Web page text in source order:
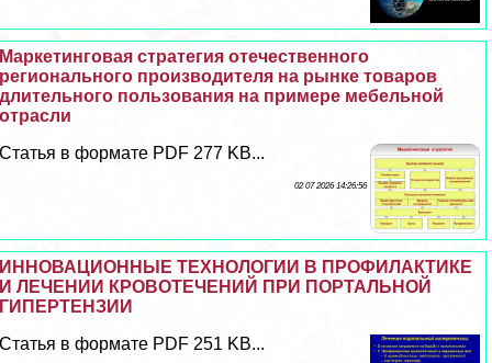
Маркетинговая стратегия отечественного
регионального производителя на рынке товаров
длительного пользования на примере мебельной
отрасли
Статья в формате PDF 277 KB...
02 07 2026 14:26:56
ИННОВАЦИОННЫЕ ТЕХНОЛОГИИ В ПРОФИЛАКТИКЕ
И ЛЕЧЕНИИ КРОВОТЕЧЕНИЙ ПРИ ПОРТАЛЬНОЙ
ГИПЕРТЕНЗИИ
Статья в формате PDF 251 KB...